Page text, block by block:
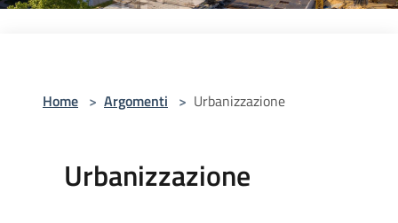
Home > Argomenti > Urbanizzazione
Urbanizzazione